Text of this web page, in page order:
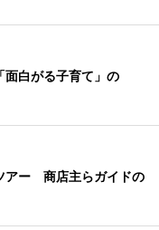
白がる子育て」の
アー 商店主らガイドの